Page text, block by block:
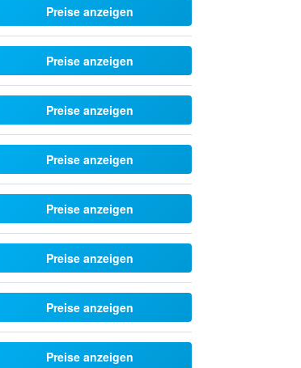
Preise anzeigen
Preise anzeigen
Preise anzeigen
Preise anzeigen
Preise anzeigen
Preise anzeigen
Preise anzeigen
Preise anzeigen